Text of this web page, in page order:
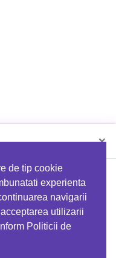
de tip cookie
experienta
navigarii
utilizarii
Politicii de
×
folosind codul